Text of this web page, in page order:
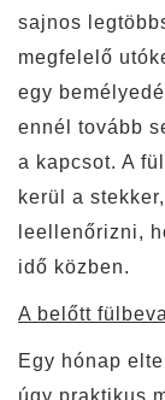
sajnos
megfelelő
egy
ennél tovább
a kapcsot. A
kerül a
leellenőrizni,
idő közben.
A belőtt
Egy hónap